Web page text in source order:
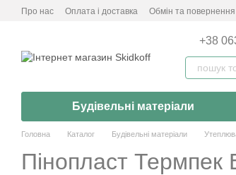
Перейти до основного контенту
Про нас Оплата і доставка Обмін та повернення
+38
Будівельні матеріали
Головна Каталог Будівельні матеріали
Пінопласт Термпек